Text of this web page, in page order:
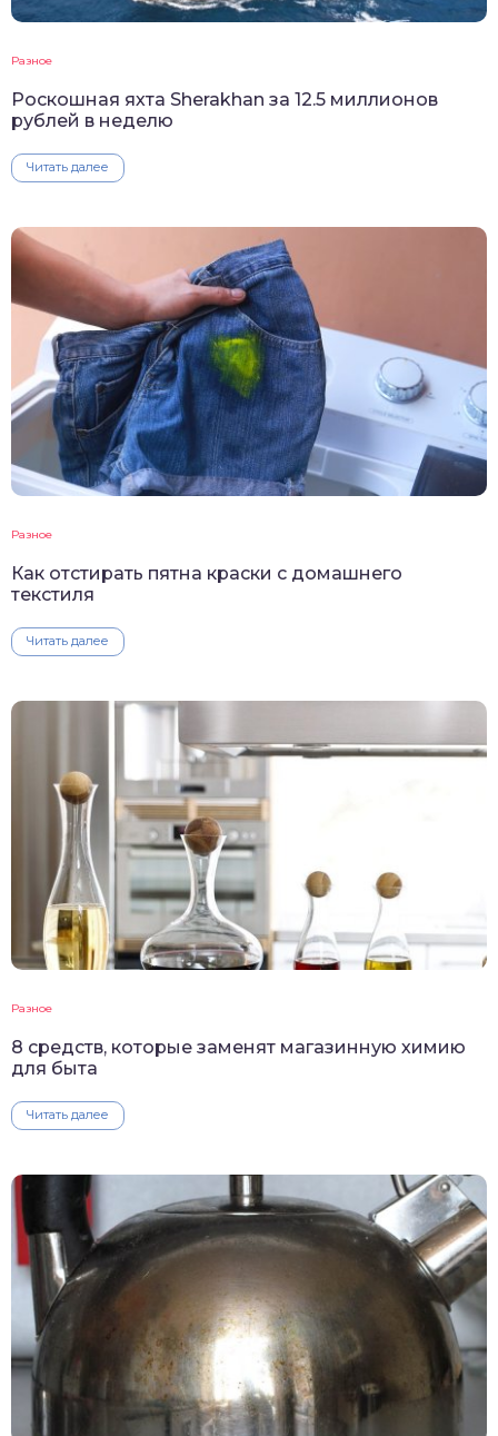
Разное
Роскошная яхта Sherakhan за 12.5 миллионов
рублей в неделю
Читать далее
Разное
Как отстирать пятна краски с домашнего
текстиля
Читать далее
Разное
8 средств, которые заменят магазинную химию
для быта
Читать далее